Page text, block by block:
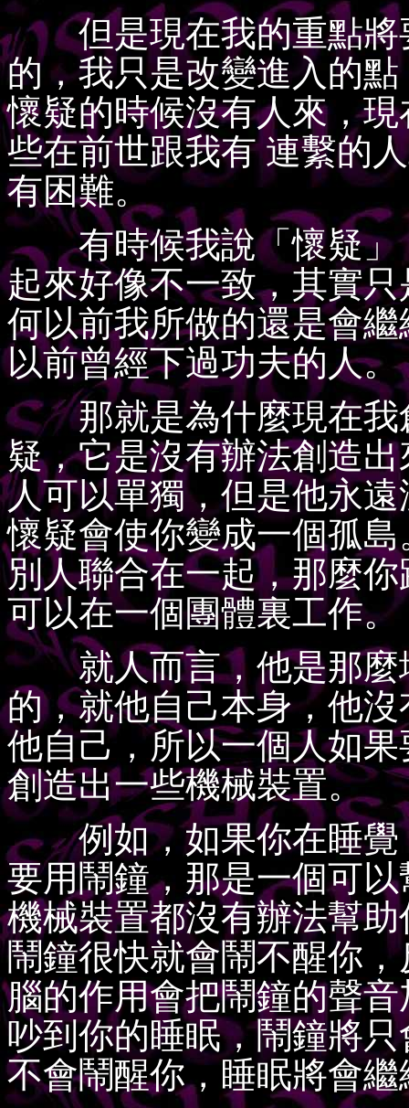
但是現在我的重點將
的，我只是改變進入的
懷疑的時候沒有人來，
些在前世跟我有 連繫的
有困難。
有時候我說「懷疑」
起來好像不一致，其實
何以前我所做的還是會
以前曾經下過功夫的人。
那就是為什麼現在我
疑，它是沒有辦法創造
人可以單獨，但是他永
懷疑會使你變成一個孤
別人聯合在一起，那麼
可以在一個團體裏工作。
就人而言，他是那麼
的，就他自己本身，他
他自己，所以一個人如
創造出一些機械裝置。
例如，如果你在睡覺
要用鬧鐘，那是一個可
機械裝置都沒有辦法幫
鬧鐘很快就會鬧不醒你
腦的作用會把鬧鐘的聲
吵到你的睡眠，鬧鐘將
不會鬧醒你，睡眠將會繼